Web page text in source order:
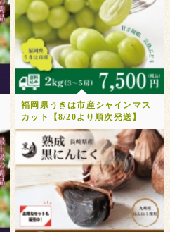
福岡県うきは市産シャインマス
カット【8/20より順次発送】